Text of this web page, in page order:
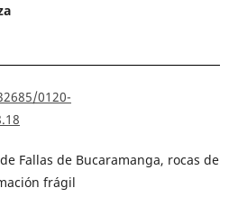
0120-
Fallas de Bucaramanga, rocas de
frágil